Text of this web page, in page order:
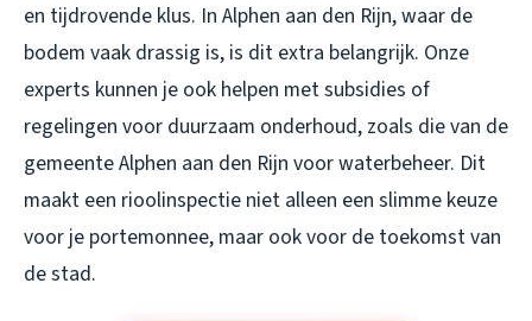
en tijdrovende klus. In Alphen aan den Rijn, waar de
bodem vaak drassig is, is dit extra belangrijk. Onze
experts kunnen je ook helpen met subsidies of
regelingen voor duurzaam onderhoud, zoals die van de
gemeente Alphen aan den Rijn voor waterbeheer. Dit
maakt een rioolinspectie niet alleen een slimme keuze
voor je portemonnee, maar ook voor de toekomst van
de stad.